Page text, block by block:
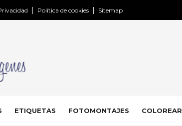
Política de cookies Sitemap
ETIQUETAS FOTOMONTAJES COLOREAR